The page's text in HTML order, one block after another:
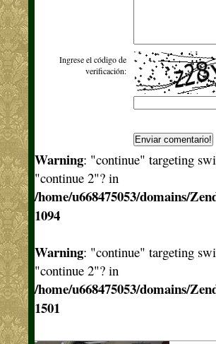
Ingrese el código de
verificación:
Warning: "continue" targeting
"continue 2"? in
/home/u668475053/domains/
1094
Warning: "continue" targeting
"continue 2"? in
/home/u668475053/domains/
1501